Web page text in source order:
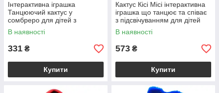
Інтерактивна іграшка
Танцюючий кактус у
сомбреро для дітей з
музикою і танцями
В наявності
331 ₴
Купити
Кактус Кісі Місі інтерактивна
іграшка що танцює та співає
з підсвічуванням для дітей
В наявності
573 ₴
Купити